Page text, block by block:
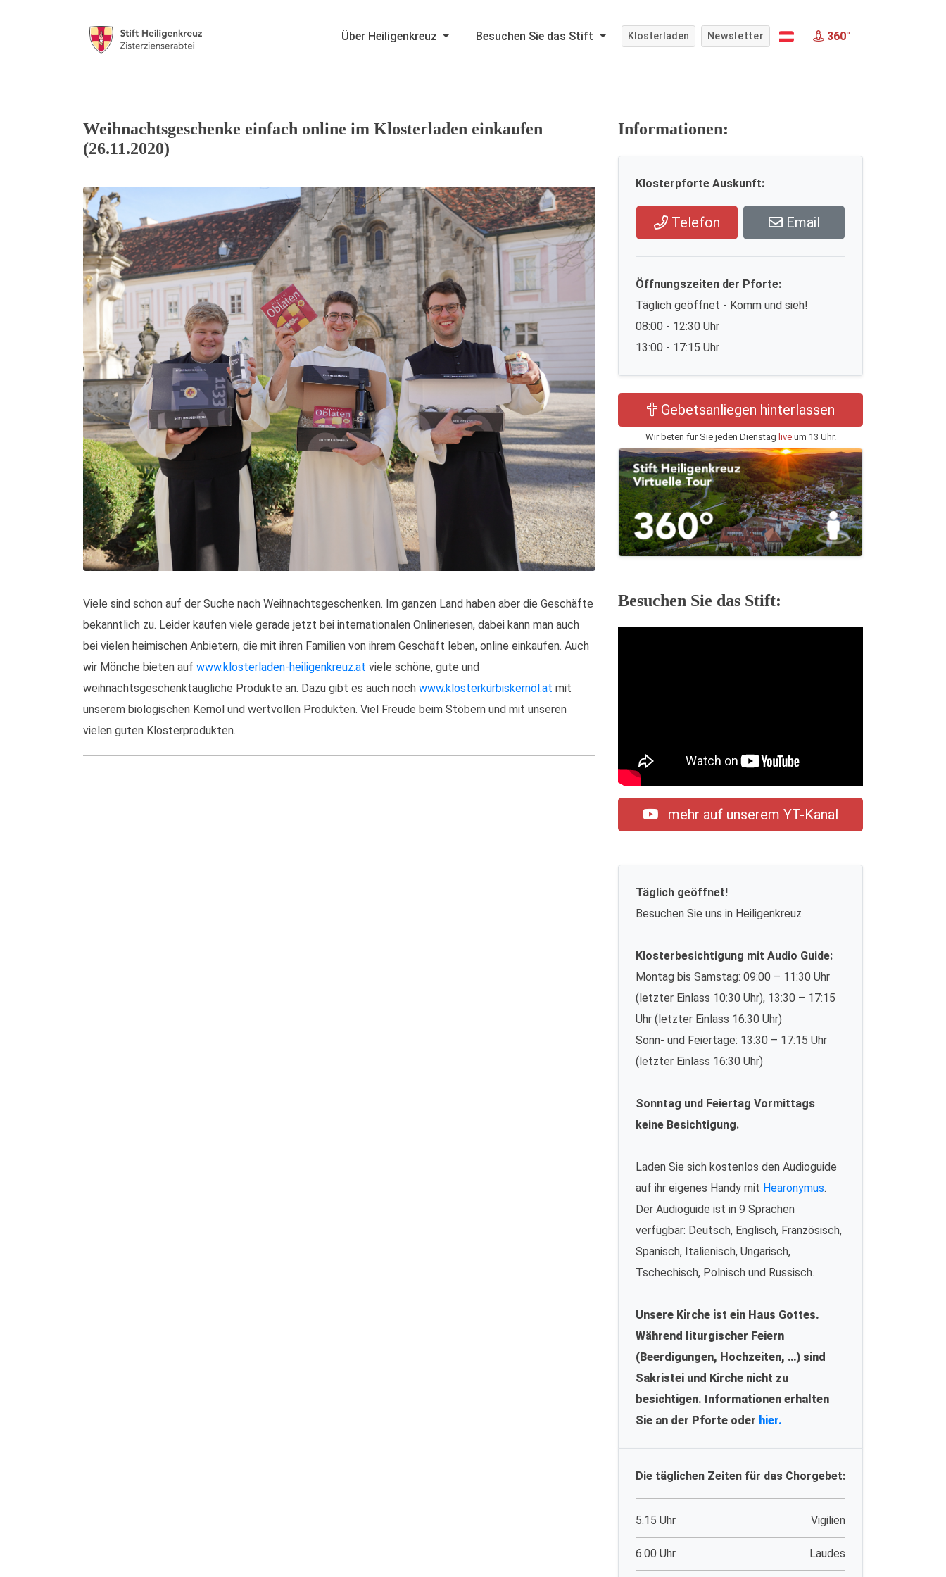
Über Heiligenkreuz Besuchen Sie das Stift Klosterladen Newsletter 360°
Weihnachtsgeschenke einfach online im Klosterladen einkaufen
(26.11.2020)
Viele sind schon auf der Suche nach Weihnachtsgeschenken. Im ganzen Land haben aber die Geschäfte
bekanntlich zu. Leider kaufen viele gerade jetzt bei internationalen Onlineriesen, dabei kann man auch
bei vielen heimischen Anbietern, die mit ihren Familien von ihrem Geschäft leben, online einkaufen. Auch
wir Mönche bieten auf www.klosterladen-heiligenkreuz.at viele schöne, gute und
weihnachtsgeschenktaugliche Produkte an. Dazu gibt es auch noch www.klosterkürbiskernöl.at mit
unserem biologischen Kernöl und wertvollen Produkten. Viel Freude beim Stöbern und mit unseren
vielen guten Klosterprodukten.
Informationen:
Klosterpforte Auskunft:
Telefon Email
Öffnungszeiten der Pforte:
Täglich geöffnet - Komm und sieh!
08:00 - 12:30 Uhr
13:00 - 17:15 Uhr
Gebetsanliegen hinterlassen
Wir beten für Sie jeden Dienstag liveum 13 Uhr.
Besuchen Sie das Stift:
mehr auf unserem YT-Kanal
Täglich geöffnet!
Besuchen Sie uns in Heiligenkreuz
Klosterbesichtigung mit Audio Guide:
Montag bis Samstag: 09:00 – 11:30 Uhr
(letzter Einlass 10:30 Uhr), 13:30 – 17:15
Uhr (letzter Einlass 16:30 Uhr)
Sonn- und Feiertage: 13:30 – 17:15 Uhr
(letzter Einlass 16:30 Uhr)
Sonntag und Feiertag Vormittags
keine Besichtigung.
Laden Sie sich kostenlos den Audioguide
auf ihr eigenes Handy mit Hearonymus.
Der Audioguide ist in 9 Sprachen
verfügbar: Deutsch, Englisch, Französisch,
Spanisch, Italienisch, Ungarisch,
Tschechisch, Polnisch und Russisch.
Unsere Kirche ist ein Haus Gottes.
Während liturgischer Feiern
(Beerdigungen, Hochzeiten, …) sind
Sakristei und Kirche nicht zu
besichtigen. Informationen erhalten
Sie an der Pforte oder hier.
Die täglichen Zeiten für das Chorgebet:
5.15 Uhr Vigilien
6.00 Uhr Laudes